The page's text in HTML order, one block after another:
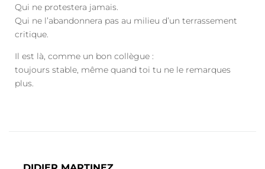
Qui ne protestera jamais.
Qui ne l’abandonnera pas au milieu d’un terrassement
critique.
Il est là, comme un bon collègue :
toujours stable, même quand toi tu ne le remarques
plus.